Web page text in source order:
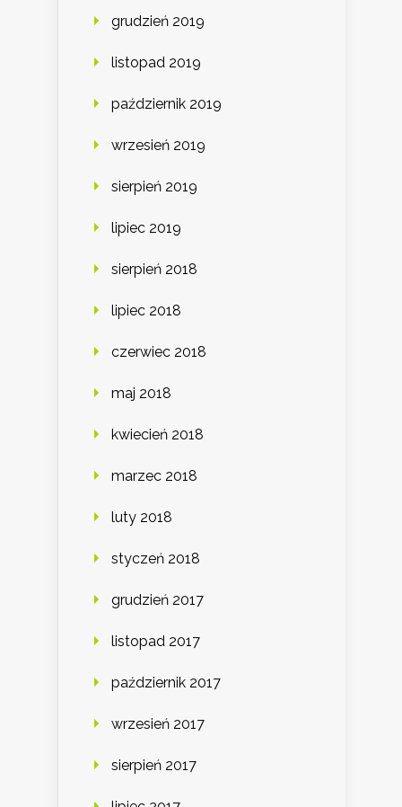
grudzień 2019
listopad 2019
październik 2019
wrzesień 2019
sierpień 2019
lipiec 2019
sierpień 2018
lipiec 2018
czerwiec 2018
maj 2018
kwiecień 2018
marzec 2018
luty 2018
styczeń 2018
grudzień 2017
listopad 2017
październik 2017
wrzesień 2017
sierpień 2017